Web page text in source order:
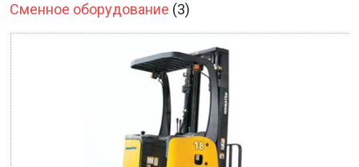
Сменное оборудование (3)